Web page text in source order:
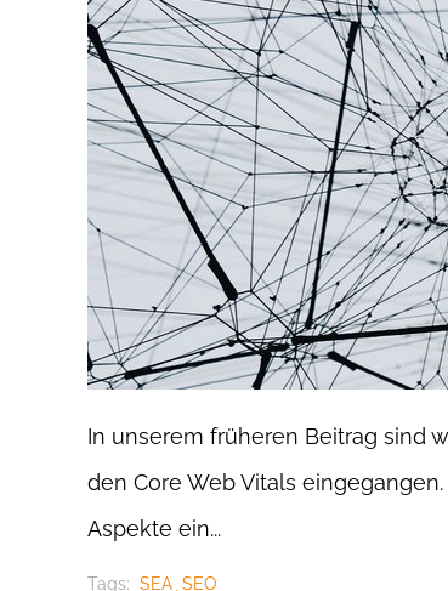
In unserem früheren Beitrag sind
den Core Web Vitals
Aspekte ein...
Tags: SEA SEO